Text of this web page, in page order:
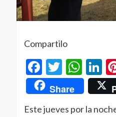
Compartilo
Facebook
Twitter
Share
Este jueves por la